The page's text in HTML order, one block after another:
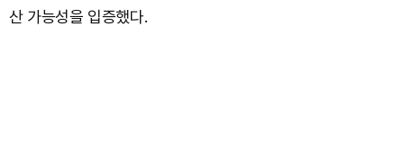
산 가능성을 입증했다.